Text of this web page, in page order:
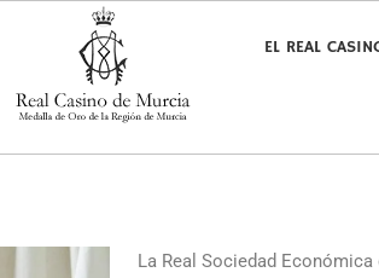
EL REAL
La Real Sociedad